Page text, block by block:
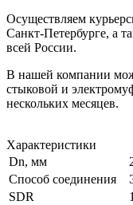
Осуществляем
Санкт-Петербурге, а
всей России.
В нашей компании
стыковой и
нескольких месяцев.
Характеристики
Dn, мм
Способ соединения
SDR